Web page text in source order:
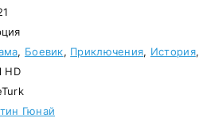
, Боевик, Приключения, История,
HD
Гюнай